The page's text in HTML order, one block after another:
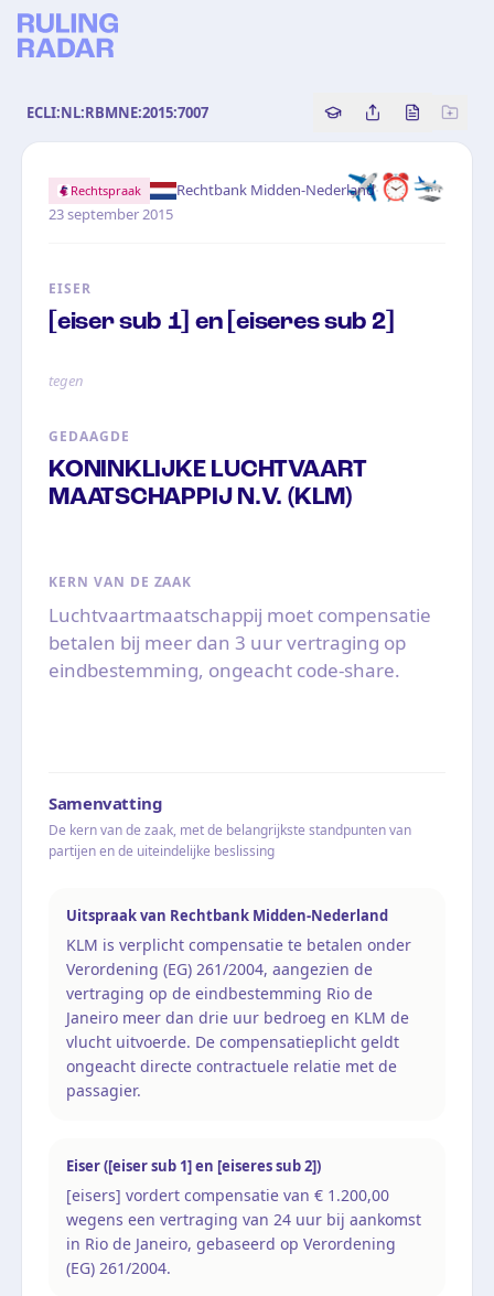
ECLI:NL:RBMNE:2015:7007 Copy source
Share this
Bekijk
✈️⏰🛬
Rechtspraak Rechtbank Midden-Nederland·
23 september 2015
EISER
[eiser sub 1] en [eiseres sub 2]
tegen
GEDAAGDE
KONINKLIJKE LUCHTVAART
MAATSCHAPPIJ N.V. (KLM)
KERN VAN DE ZAAK
Luchtvaartmaatschappij moet compensatie
betalen bij meer dan 3 uur vertraging op
eindbestemming, ongeacht code-share.
Samenvatting
De kern van de zaak, met de belangrijkste standpunten van
partijen en de uiteindelijke beslissing
Uitspraak van Rechtbank Midden-Nederland
KLM is verplicht compensatie te betalen onder
Verordening (EG) 261/2004, aangezien de
vertraging op de eindbestemming Rio de
Janeiro meer dan drie uur bedroeg en KLM de
vlucht uitvoerde. De compensatieplicht geldt
ongeacht directe contractuele relatie met de
passagier.
Eiser ([eiser sub 1] en [eiseres sub 2])
[eisers] vordert compensatie van € 1.200,00
wegens een vertraging van 24 uur bij aankomst
in Rio de Janeiro, gebaseerd op Verordening
(EG) 261/2004.